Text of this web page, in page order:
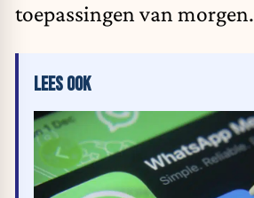
toepassingen van morgen.
LEES OOK